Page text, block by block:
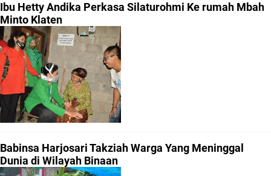
Ibu Hetty Andika Perkasa Silaturohmi Ke rumah Mbah
Minto Klaten
Babinsa Harjosari Takziah Warga Yang Meninggal
Dunia di Wilayah Binaan